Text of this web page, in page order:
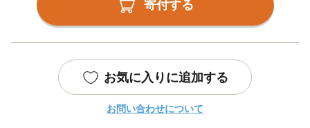
寄付する
お気に入りに追加する
お問い合わせについて